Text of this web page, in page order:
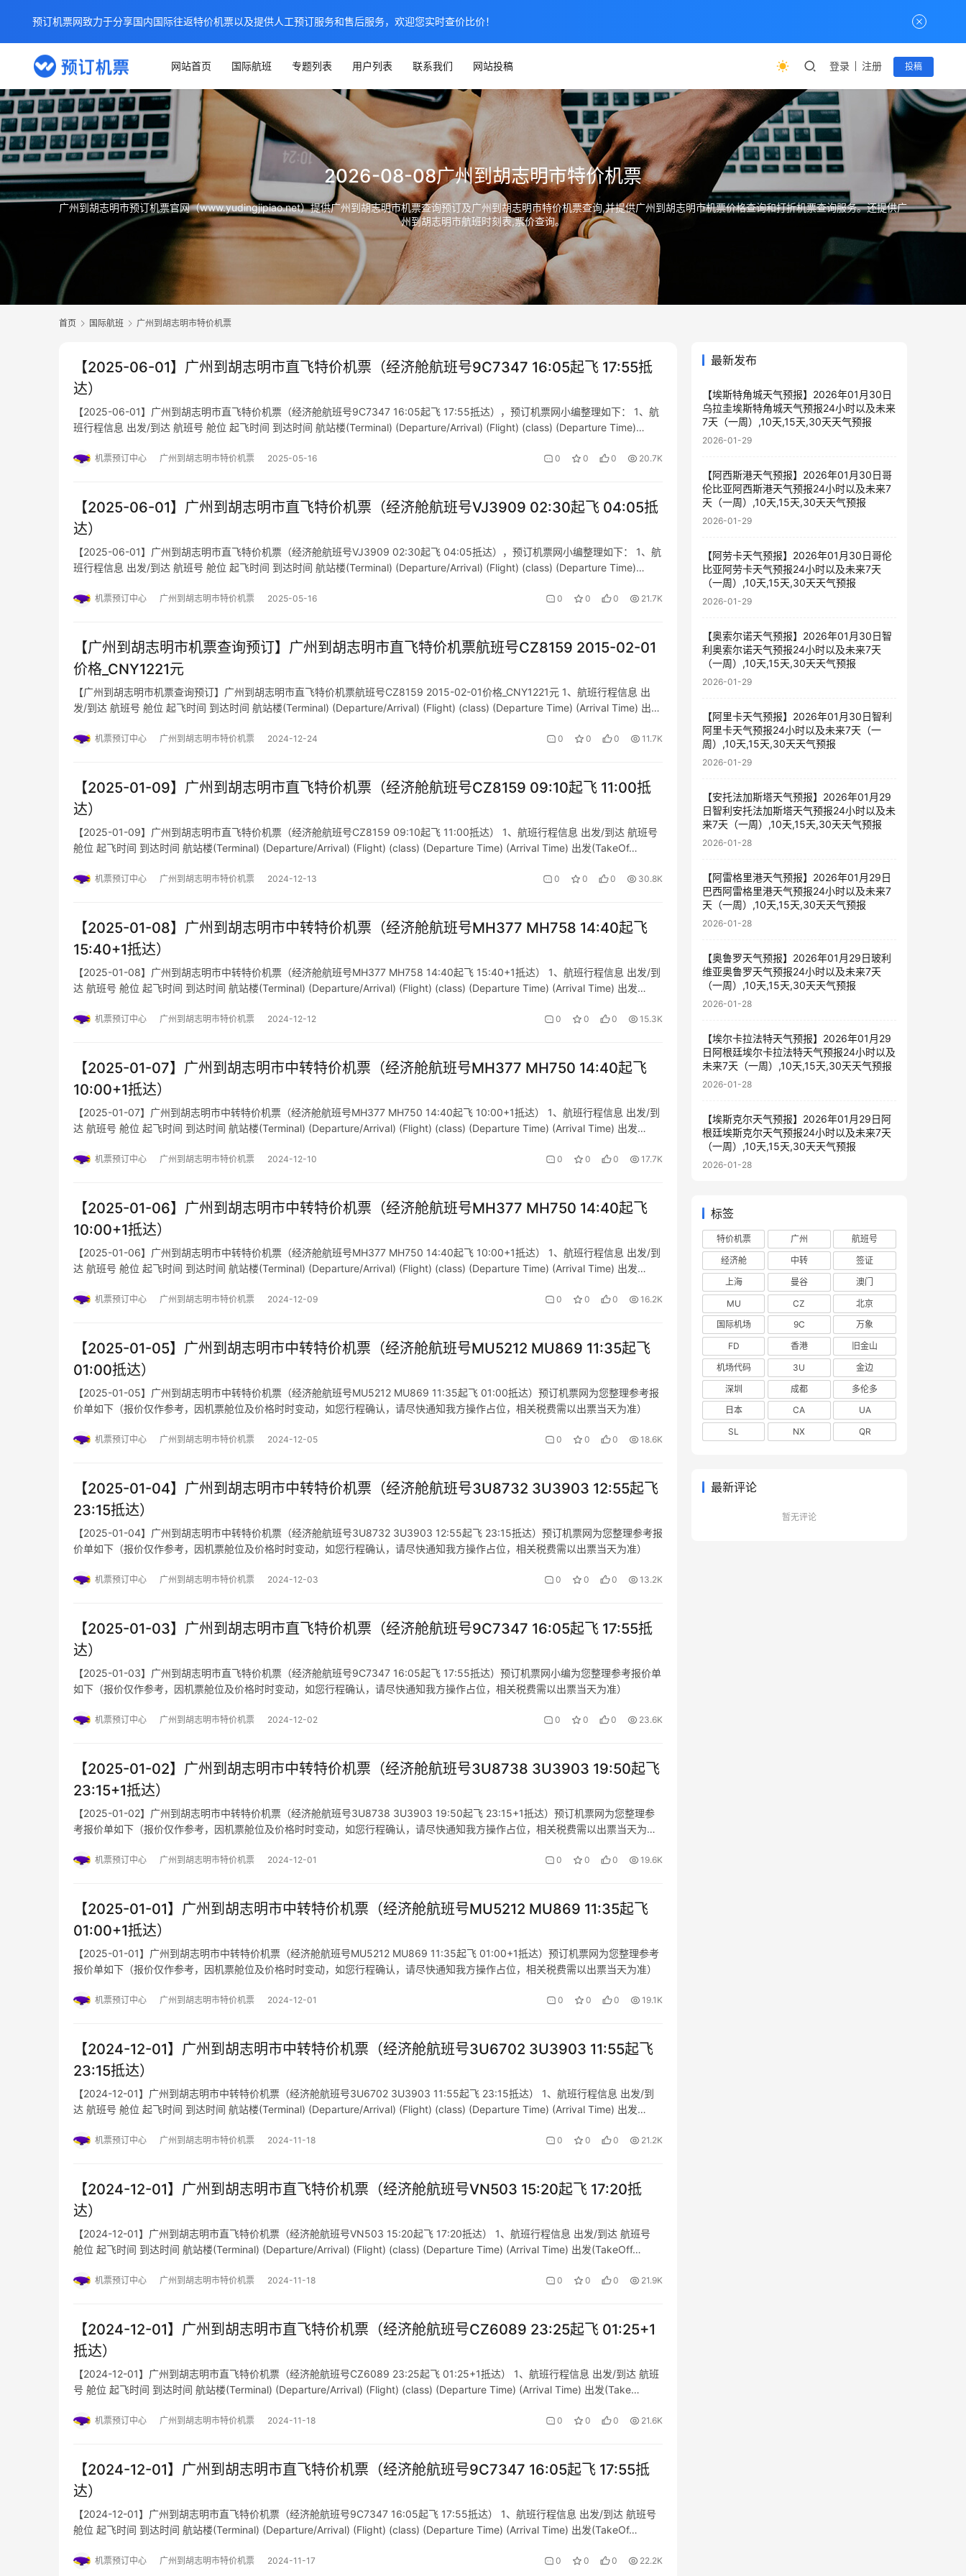
网站首页 国际航班 专题列表 用户列表 联系我们 网站投稿 登录 注册 投稿
2026-08-08广州到胡志明市特价机票
广州到胡志明市预订机票官网（www.yudingjipiao.net）提供广州到胡志明市机票查询预订及广州到胡志明市特价机票查询,并提供广州到胡志明市机票价格查询和打折机票查询服务。还提供广
州到胡志明市航班时刻表,票价查询。
首页 国际航班 广州到胡志明市特价机票
【2025-06-01】广州到胡志明市直飞特价机票（经济舱航班号9C7347 16:05起飞 17:55抵
达）
【2025-06-01】广州到胡志明市直飞特价机票（经济舱航班号9C7347 16:05起飞 17:55抵达），预订机票网小编整理如下： 1、航
班行程信息 出发/到达 航班号 舱位 起飞时间 到达时间 航站楼(Terminal) (Departure/Arrival) (Flight) (class) (Departure Time)
机票预订中心 广州到胡志明市特价机票 2025-05-16 0 0 0 20.7K
【2025-06-01】广州到胡志明市直飞特价机票（经济舱航班号VJ3909 02:30起飞 04:05抵
达）
【2025-06-01】广州到胡志明市直飞特价机票（经济舱航班号VJ3909 02:30起飞 04:05抵达），预订机票网小编整理如下： 1、航
班行程信息 出发/到达 航班号 舱位 起飞时间 到达时间 航站楼(Terminal) (Departure/Arrival) (Flight) (class) (Departure Time)
机票预订中心 广州到胡志明市特价机票 2025-05-16 0 0 0 21.7K
【广州到胡志明市机票查询预订】广州到胡志明市直飞特价机票航班号CZ8159 2015-02-01
价格_CNY1221元
【广州到胡志明市机票查询预订】广州到胡志明市直飞特价机票航班号CZ8159 2015-02-01价格_CNY1221元 1、航班行程信息 出
发/到达 航班号 舱位 起飞时间 到达时间 航站楼(Terminal) (Departure/Arrival) (Flight) (class) (Departure Time) (Arrival Time) 出发
机票预订中心 广州到胡志明市特价机票 2024-12-24 0 0 0 11.7K
【2025-01-09】广州到胡志明市直飞特价机票（经济舱航班号CZ8159 09:10起飞 11:00抵
达）
【2025-01-09】广州到胡志明市直飞特价机票（经济舱航班号CZ8159 09:10起飞 11:00抵达） 1、航班行程信息 出发/到达 航班号
舱位 起飞时间 到达时间 航站楼(Terminal) (Departure/Arrival) (Flight) (class) (Departure Time) (Arrival Time) 出发(TakeOf…
机票预订中心 广州到胡志明市特价机票 2024-12-13 0 0 0 30.8K
【2025-01-08】广州到胡志明市中转特价机票（经济舱航班号MH377 MH758 14:40起飞
15:40+1抵达）
【2025-01-08】广州到胡志明市中转特价机票（经济舱航班号MH377 MH758 14:40起飞 15:40+1抵达） 1、航班行程信息 出发/到
达 航班号 舱位 起飞时间 到达时间 航站楼(Terminal) (Departure/Arrival) (Flight) (class) (Departure Time) (Arrival Time) 出发…
机票预订中心 广州到胡志明市特价机票 2024-12-12 0 0 0 15.3K
【2025-01-07】广州到胡志明市中转特价机票（经济舱航班号MH377 MH750 14:40起飞
10:00+1抵达）
【2025-01-07】广州到胡志明市中转特价机票（经济舱航班号MH377 MH750 14:40起飞 10:00+1抵达） 1、航班行程信息 出发/到
达 航班号 舱位 起飞时间 到达时间 航站楼(Terminal) (Departure/Arrival) (Flight) (class) (Departure Time) (Arrival Time) 出发…
机票预订中心 广州到胡志明市特价机票 2024-12-10 0 0 0 17.7K
【2025-01-06】广州到胡志明市中转特价机票（经济舱航班号MH377 MH750 14:40起飞
10:00+1抵达）
【2025-01-06】广州到胡志明市中转特价机票（经济舱航班号MH377 MH750 14:40起飞 10:00+1抵达） 1、航班行程信息 出发/到
达 航班号 舱位 起飞时间 到达时间 航站楼(Terminal) (Departure/Arrival) (Flight) (class) (Departure Time) (Arrival Time) 出发…
机票预订中心 广州到胡志明市特价机票 2024-12-09 0 0 0 16.2K
【2025-01-05】广州到胡志明市中转特价机票（经济舱航班号MU5212 MU869 11:35起飞
01:00抵达）
【2025-01-05】广州到胡志明市中转特价机票（经济舱航班号MU5212 MU869 11:35起飞 01:00抵达）预订机票网为您整理参考报
价单如下（报价仅作参考，因机票舱位及价格时时变动，如您行程确认，请尽快通知我方操作占位，相关税费需以出票当天为准）
机票预订中心 广州到胡志明市特价机票 2024-12-05 0 0 0 18.6K
【2025-01-04】广州到胡志明市中转特价机票（经济舱航班号3U8732 3U3903 12:55起飞
23:15抵达）
【2025-01-04】广州到胡志明市中转特价机票（经济舱航班号3U8732 3U3903 12:55起飞 23:15抵达）预订机票网为您整理参考报
价单如下（报价仅作参考，因机票舱位及价格时时变动，如您行程确认，请尽快通知我方操作占位，相关税费需以出票当天为准）
机票预订中心 广州到胡志明市特价机票 2024-12-03 0 0 0 13.2K
【2025-01-03】广州到胡志明市直飞特价机票（经济舱航班号9C7347 16:05起飞 17:55抵
达）
【2025-01-03】广州到胡志明市直飞特价机票（经济舱航班号9C7347 16:05起飞 17:55抵达）预订机票网小编为您整理参考报价单
如下（报价仅作参考，因机票舱位及价格时时变动，如您行程确认，请尽快通知我方操作占位，相关税费需以出票当天为准）
机票预订中心 广州到胡志明市特价机票 2024-12-02 0 0 0 23.6K
【2025-01-02】广州到胡志明市中转特价机票（经济舱航班号3U8738 3U3903 19:50起飞
23:15+1抵达）
【2025-01-02】广州到胡志明市中转特价机票（经济舱航班号3U8738 3U3903 19:50起飞 23:15+1抵达）预订机票网为您整理参
考报价单如下（报价仅作参考，因机票舱位及价格时时变动，如您行程确认，请尽快通知我方操作占位，相关税费需以出票当天为
机票预订中心 广州到胡志明市特价机票 2024-12-01 0 0 0 19.6K
【2025-01-01】广州到胡志明市中转特价机票（经济舱航班号MU5212 MU869 11:35起飞
01:00+1抵达）
【2025-01-01】广州到胡志明市中转特价机票（经济舱航班号MU5212 MU869 11:35起飞 01:00+1抵达）预订机票网为您整理参考
报价单如下（报价仅作参考，因机票舱位及价格时时变动，如您行程确认，请尽快通知我方操作占位，相关税费需以出票当天为准）
机票预订中心 广州到胡志明市特价机票 2024-12-01 0 0 0 19.1K
【2024-12-01】广州到胡志明市中转特价机票（经济舱航班号3U6702 3U3903 11:55起飞
23:15抵达）
【2024-12-01】广州到胡志明市中转特价机票（经济舱航班号3U6702 3U3903 11:55起飞 23:15抵达） 1、航班行程信息 出发/到
达 航班号 舱位 起飞时间 到达时间 航站楼(Terminal) (Departure/Arrival) (Flight) (class) (Departure Time) (Arrival Time) 出发…
机票预订中心 广州到胡志明市特价机票 2024-11-18 0 0 0 21.2K
【2024-12-01】广州到胡志明市直飞特价机票（经济舱航班号VN503 15:20起飞 17:20抵
达）
【2024-12-01】广州到胡志明市直飞特价机票（经济舱航班号VN503 15:20起飞 17:20抵达） 1、航班行程信息 出发/到达 航班号
舱位 起飞时间 到达时间 航站楼(Terminal) (Departure/Arrival) (Flight) (class) (Departure Time) (Arrival Time) 出发(TakeOff…
机票预订中心 广州到胡志明市特价机票 2024-11-18 0 0 0 21.9K
【2024-12-01】广州到胡志明市直飞特价机票（经济舱航班号CZ6089 23:25起飞 01:25+1
抵达）
【2024-12-01】广州到胡志明市直飞特价机票（经济舱航班号CZ6089 23:25起飞 01:25+1抵达） 1、航班行程信息 出发/到达 航班
号 舱位 起飞时间 到达时间 航站楼(Terminal) (Departure/Arrival) (Flight) (class) (Departure Time) (Arrival Time) 出发(Take…
机票预订中心 广州到胡志明市特价机票 2024-11-18 0 0 0 21.6K
【2024-12-01】广州到胡志明市直飞特价机票（经济舱航班号9C7347 16:05起飞 17:55抵
达）
【2024-12-01】广州到胡志明市直飞特价机票（经济舱航班号9C7347 16:05起飞 17:55抵达） 1、航班行程信息 出发/到达 航班号
舱位 起飞时间 到达时间 航站楼(Terminal) (Departure/Arrival) (Flight) (class) (Departure Time) (Arrival Time) 出发(TakeOf…
机票预订中心 广州到胡志明市特价机票 2024-11-17 0 0 0 22.2K
最新发布
【埃斯特角城天气预报】2026年01月30日
乌拉圭埃斯特角城天气预报24小时以及未来
7天（一周）,10天,15天,30天天气预报
2026-01-29
【阿西斯港天气预报】2026年01月30日哥
伦比亚阿西斯港天气预报24小时以及未来7
天（一周）,10天,15天,30天天气预报
2026-01-29
【阿劳卡天气预报】2026年01月30日哥伦
比亚阿劳卡天气预报24小时以及未来7天
（一周）,10天,15天,30天天气预报
2026-01-29
【奥索尔诺天气预报】2026年01月30日智
利奥索尔诺天气预报24小时以及未来7天
（一周）,10天,15天,30天天气预报
2026-01-29
【阿里卡天气预报】2026年01月30日智利
阿里卡天气预报24小时以及未来7天（一
周）,10天,15天,30天天气预报
2026-01-29
【安托法加斯塔天气预报】2026年01月29
日智利安托法加斯塔天气预报24小时以及未
来7天（一周）,10天,15天,30天天气预报
2026-01-28
【阿雷格里港天气预报】2026年01月29日
巴西阿雷格里港天气预报24小时以及未来7
天（一周）,10天,15天,30天天气预报
2026-01-28
【奥鲁罗天气预报】2026年01月29日玻利
维亚奥鲁罗天气预报24小时以及未来7天
（一周）,10天,15天,30天天气预报
2026-01-28
【埃尔卡拉法特天气预报】2026年01月29
日阿根廷埃尔卡拉法特天气预报24小时以及
未来7天（一周）,10天,15天,30天天气预报
2026-01-28
【埃斯克尔天气预报】2026年01月29日阿
根廷埃斯克尔天气预报24小时以及未来7天
（一周）,10天,15天,30天天气预报
2026-01-28
标签
特价机票 广州
航班号
经济舱
中转
签证
上海
曼谷
澳门
MU
CZ
北京
国际机场
9C
万象
FD
香港
旧金山
机场代码
3U
金边
深圳
成都
多伦多
日本
CA
UA
SL
NX QR
最新评论
暂无评论
预订机票网致力于分享国内国际往返特价机票以及提供人工预订服务和售后服务，欢迎您实时查价比价！